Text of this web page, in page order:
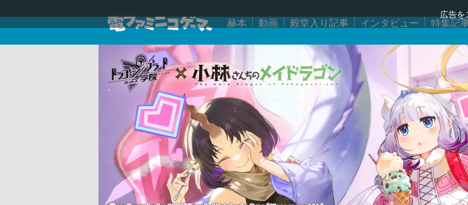
広告を
赫本 動画 殿堂入り記事 インタビュー 特集記